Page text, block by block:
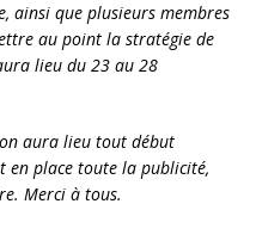
ainsi que plusieurs membres
au point la stratégie de
lieu du 23 au 28
aura lieu tout début
en place toute la publicité,
Merci à tous.